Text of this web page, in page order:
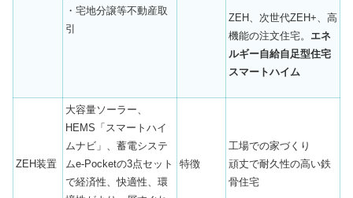
・宅地分譲等不動産取
引
ZEH、次世代ZEH+、高
機能の注文住宅。 エネ
ルギー自給自足型住宅
スマートハイム
ZEH装置
大容量ソーラー、
HEMS「スマートハイ
ムナビ」、蓄電システ
ムe-Pocketの3点セット
で経済性、快適性、環
特徴
工場での家づくり
頑丈で耐久性の高い鉄
骨住宅